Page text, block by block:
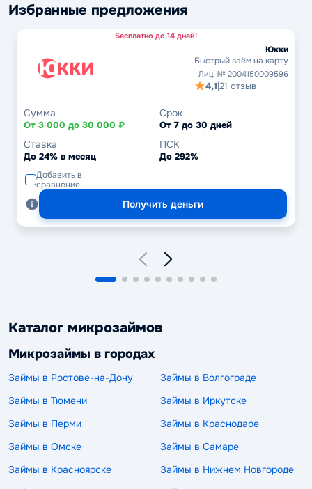
Избранные предложения
Бесплатно до 14 дней!
Юкки
Быстрый заём на карту
Лиц. № 2004150009596
4,1|21 отзыв
Сумма
От 3 000 до 30 000 ₽
Срок
От 7 до 30 дней
Ставка
До 24% в месяц
ПСК
До 292%
Добавить в
сравнение
Получить деньги
Каталог микрозаймов
Микрозаймы в городах
Займы в Ростове-на-Дону
Займы в Волгограде
Займы в Тюмени
Займы в Иркутске
Займы в Перми
Займы в Краснодаре
Займы в Омске
Займы в Самаре
Займы в Красноярске
Займы в Нижнем Новгороде